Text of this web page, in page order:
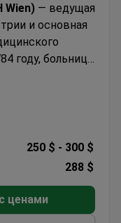
Wien) — ведущая
и основная
году, больница
и лечении
медицинской
включают
педиатрию
мнения.
250 $ - 300 $
288 $
ценами